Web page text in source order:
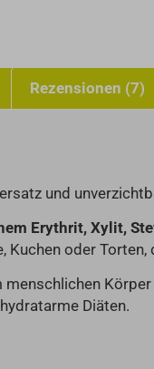
Rezensionen (7)
und
Erythrit, Xylit,
oder
Diäten.